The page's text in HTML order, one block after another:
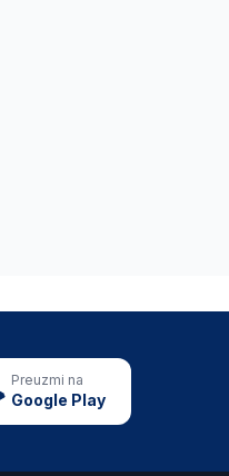
Preuzmi na
Google Play